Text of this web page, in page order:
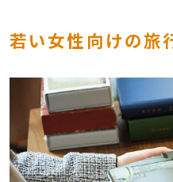
若い女性向けの旅